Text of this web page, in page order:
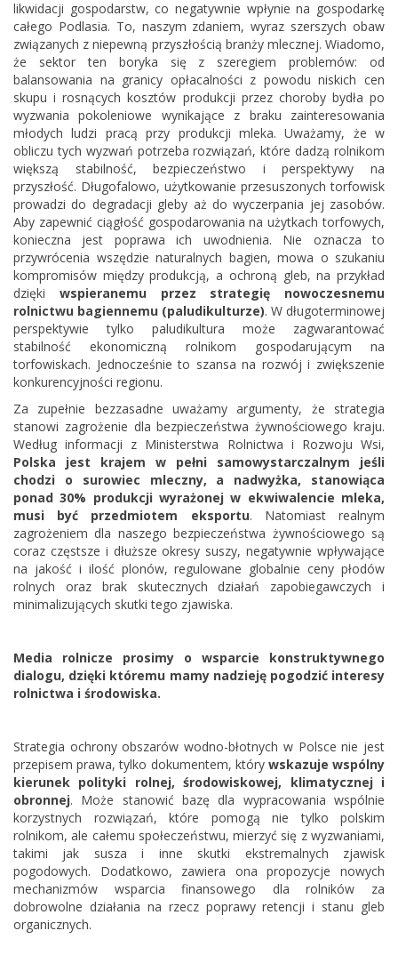
likwidacji gospodarstw, co negatywnie wpłynie na gospodarkę
całego Podlasia. To, naszym zdaniem, wyraz szerszych obaw
związanych z niepewną przyszłością branży mlecznej. Wiadomo,
że sektor ten boryka się z szeregiem problemów: od
balansowania na granicy opłacalności z powodu niskich cen
skupu i rosnących kosztów produkcji przez choroby bydła po
wyzwania pokoleniowe wynikające z braku zainteresowania
młodych ludzi pracą przy produkcji mleka. Uważamy, że w
obliczu tych wyzwań potrzeba rozwiązań, które dadzą rolnikom
większą stabilność, bezpieczeństwo i perspektywy na
przyszłość. Długofalowo, użytkowanie przesuszonych torfowisk
prowadzi do degradacji gleby aż do wyczerpania jej zasobów.
Aby zapewnić ciągłość gospodarowania na użytkach torfowych,
konieczna jest poprawa ich uwodnienia. Nie oznacza to
przywrócenia wszędzie naturalnych bagien, mowa o szukaniu
kompromisów między produkcją, a ochroną gleb, na przykład
dzięki wspieranemu przez strategię nowoczesnemu
rolnictwu bagiennemu (paludikulturze). W długoterminowej
perspektywie tylko paludikultura może zagwarantować
stabilność ekonomiczną rolnikom gospodarującym na
torfowiskach. Jednocześnie to szansa na rozwój i zwiększenie
konkurencyjności regionu.
Za zupełnie bezzasadne uważamy argumenty, że strategia
stanowi zagrożenie dla bezpieczeństwa żywnościowego kraju.
Według informacji z Ministerstwa Rolnictwa i Rozwoju Wsi,
Polska jest krajem w pełni samowystarczalnym jeśli
chodzi o surowiec mleczny, a nadwyżka, stanowiąca
ponad 30% produkcji wyrażonej w ekwiwalencie mleka,
musi być przedmiotem eksportu. Natomiast realnym
zagrożeniem dla naszego bezpieczeństwa żywnościowego są
coraz częstsze i dłuższe okresy suszy, negatywnie wpływające
na jakość i ilość plonów, regulowane globalnie ceny płodów
rolnych oraz brak skutecznych działań zapobiegawczych i
minimalizujących skutki tego zjawiska.
Media rolnicze prosimy o wsparcie konstruktywnego
dialogu, dzięki któremu mamy nadzieję pogodzić interesy
rolnictwa i środowiska.
Strategia ochrony obszarów wodno-błotnych w Polsce nie jest
przepisem prawa, tylko dokumentem, który wskazuje wspólny
kierunek polityki rolnej, środowiskowej, klimatycznej i
obronnej. Może stanowić bazę dla wypracowania wspólnie
korzystnych rozwiązań, które pomogą nie tylko polskim
rolnikom, ale całemu społeczeństwu, mierzyć się z wyzwaniami,
takimi jak susza i inne skutki ekstremalnych zjawisk
pogodowych. Dodatkowo, zawiera ona propozycje nowych
mechanizmów wsparcia finansowego dla rolników za
dobrowolne działania na rzecz poprawy retencji i stanu gleb
organicznych.